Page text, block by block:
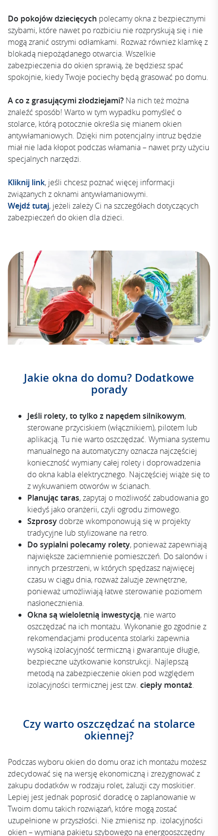
Do pokojów dziecięcych polecamy okna z bezpiecznymi
szybami, które nawet po rozbiciu nie rozpryskują się i nie
mogą zranić ostrymi odłamkami. Rozważ również klamkę z
blokadą niepożądanego otwarcia. Wszelkie
zabezpieczenia do okien sprawią, że będziesz spać
spokojnie, kiedy Twoje pociechy będą grasować po domu.
A co z grasującymi złodziejami? Na nich też można
znaleźć sposób! Warto w tym wypadku pomyśleć o
stolarce, którą potocznie określa się mianem okien
antywłamaniowych. Dzięki nim potencjalny intruz będzie
miał nie lada kłopot podczas włamania – nawet przy użyciu
specjalnych narzędzi.
Kliknij link, jeśli chcesz poznać więcej informacji
związanych z oknami antywłamaniowymi.
Wejdź tutaj, jeżeli zależy Ci na szczegółach dotyczących
zabezpieczeń do okien dla dzieci.
Jakie okna do domu? Dodatkowe
porady
Jeśli rolety, to tylko z napędem silnikowym,
sterowane przyciskiem (włącznikiem), pilotem lub
aplikacją. Tu nie warto oszczędzać. Wymiana systemu
manualnego na automatyczny oznacza najczęściej
konieczność wymiany całej rolety i doprowadzenia
do okna kabla elektrycznego. Najczęściej wiąże się to
z wykuwaniem otworów w ścianach.
Planując taras, zapytaj o możliwość zabudowania go
kiedyś jako oranżerii, czyli ogrodu zimowego.
Szprosy dobrze wkomponowują się w projekty
tradycyjne lub stylizowane na retro.
Do sypialni polecamy rolety, ponieważ zapewniają
największe zaciemnienie pomieszczeń. Do salonów i
innych przestrzeni, w których spędzasz najwięcej
czasu w ciągu dnia, rozważ żaluzje zewnętrzne,
ponieważ umożliwiają łatwe sterowanie poziomem
nasłonecznienia.
Okna są wieloletnią inwestycją, nie warto
oszczędzać na ich montażu. Wykonanie go zgodnie z
rekomendacjami producenta stolarki zapewnia
wysoką izolacyjność termiczną i gwarantuje długie,
bezpieczne użytkowanie konstrukcji. Najlepszą
metodą na zabezpieczenie okien pod względem
izolacyjności termicznej jest tzw. ciepły montaż.
Czy warto oszczędzać na stolarce
okiennej?
Podczas wyboru okien do domu oraz ich montażu możesz
zdecydować się na wersję ekonomiczną i zrezygnować z
zakupu dodatków w rodzaju rolet, żaluzji czy moskitier.
Lepiej jest jednak poprosić doradcę o zaplanowanie w
Twoim domu takich rozwiązań, które mogą zostać
uzupełnione w przyszłości. Nie zmienisz np. izolacyjności
okien – wymiana pakietu szybowego na energooszczędny